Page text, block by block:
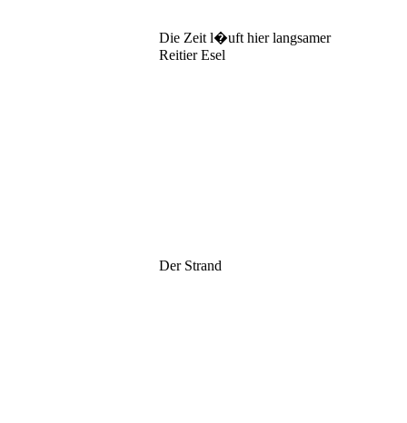
Die Zeit l�uft hier langsamer
Reitier Esel
Der Strand